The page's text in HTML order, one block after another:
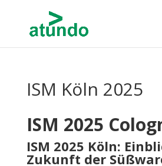
ISM Köln 2025
ISM 2025
ISM 2025 Köln:
Zukunft der